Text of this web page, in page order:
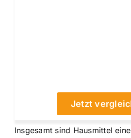
Jetzt
Insgesamt sind Hausmittel